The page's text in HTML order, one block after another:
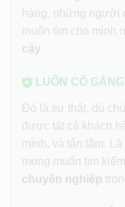
hàng, những người
muốn tìm cho mình
cậy.
LUÔN CỐ
Đó là sự thật, dù
được tất cả khách
mình, và tận tâm.
mong muốn tìm
chuyên nghiệp